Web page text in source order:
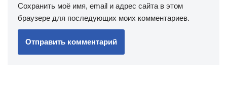
Сохранить моё имя, email и адрес сайта в этом
браузере для последующих моих комментариев.